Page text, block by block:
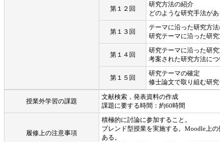
第１２回
研究方法の紹介
どのような研究手法が
第１３回
テーマに沿った研究方
研究テーマに沿った研
第１４回
研究テーマに沿った研
考案された研究方法に
第１５回
研究テーマの確定
修士論文で取り組む研
授業外学習の課題
文献検索，発表資料の作成
課題に要する時間：約60時間
履修上の注意事項
積極的に討論に参加すること。
ブレンド型授業を実施する。Moodle上
ある。